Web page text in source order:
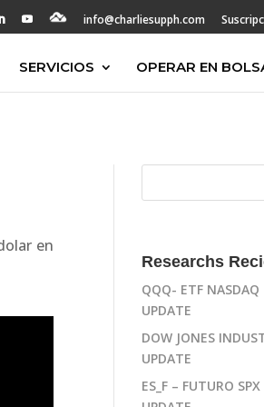
info@charliesupph.com
SERVICIOS OPERAR EN
en
Researchs
QQQ- ETF NASDAQ
UPDATE
DOW JONES
UPDATE
ES_F – FUTURO